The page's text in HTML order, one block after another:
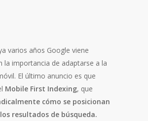
varios años Google viene
la importancia de adaptarse a la
El último anuncio es que
Mobile First Indexing, que
cómo se posicionan
resultados de búsqueda.